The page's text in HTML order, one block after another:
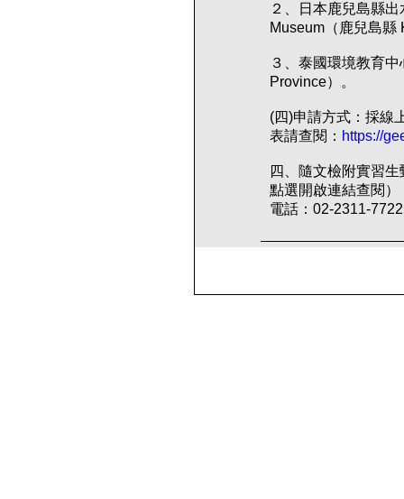
２、日本鹿兒島縣
Museum（鹿兒島縣
３、泰國環境教育
Province）。
(四)申請方式：採線
表請查閱： https://
四、隨文檢附實習
點選開啟連結查閱
電話：02-2311-